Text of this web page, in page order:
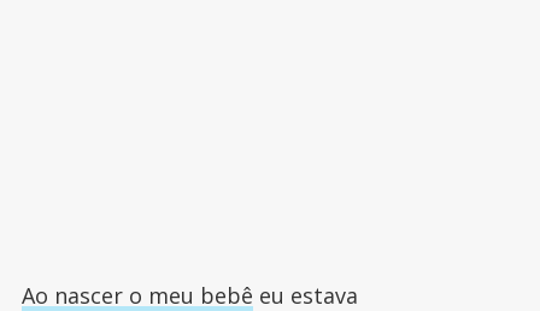
Ao nascer o meu bebê eu estava